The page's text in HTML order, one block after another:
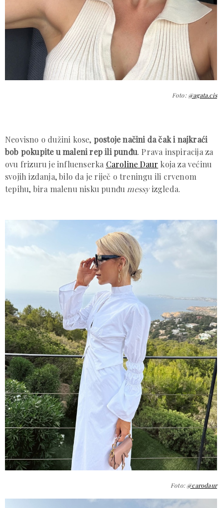
Foto:@agata.cis
Neovisno o dužini kose, postoje načini da čak i najkraći
bob pokupite u maleni rep ili punđu. Prava inspiracija za
ovu frizuru je influenserka Caroline Daur koja za većinu
svojih izdanja, bilo da je riječ o treningu ili crvenom
tepihu, bira malenu nisku punđu messyizgleda.
Foto:@carodaur